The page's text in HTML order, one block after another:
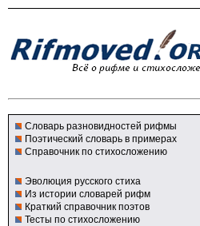
Словарь разновидностей рифмы
Поэтический словарь в примерах
Справочник по стихосложению
Эволюция русского стиха
Из истории словарей рифм
Краткий справочник поэтов
Тесты по стихосложению